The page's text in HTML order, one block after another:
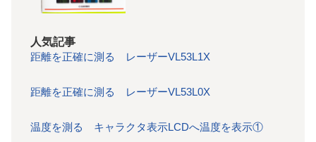
人気記事
距離を正確に測る レーザーVL53L1X
距離を正確に測る レーザーVL53L0X
温度を測る キャラクタ表示LCDへ温度を表示①